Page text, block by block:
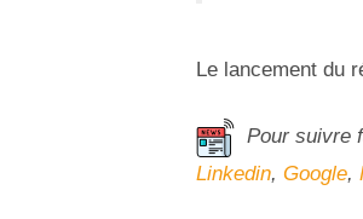
Le lancement du
Pour suivre
Linkedin, Google,